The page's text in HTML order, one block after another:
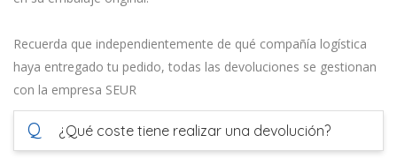
Recuerda que independientemente de qué compañía logística
haya entregado tu pedido, todas las devoluciones se gestionan
con la empresa SEUR
Q ¿Qué coste tiene realizar una devolución?